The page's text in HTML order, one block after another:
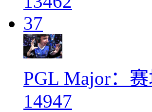
37
PGL Major：
14947